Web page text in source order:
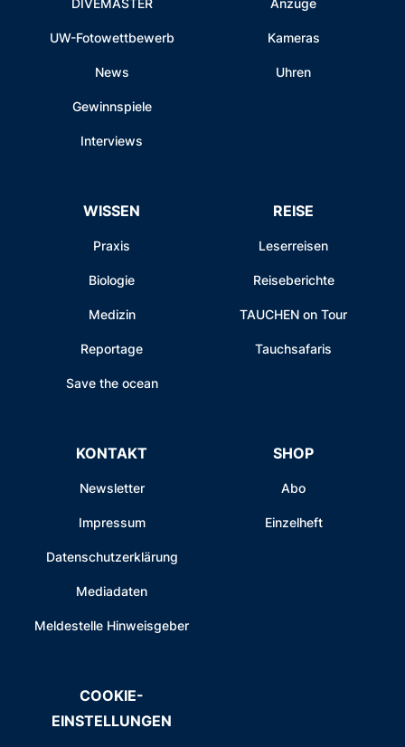
UW-Fotowettbewerb
News
Gewinnspiele
Interviews
Kameras
Uhren
WISSEN
Praxis
Biologie
Medizin
Reportage
Save the ocean
REISE
Leserreisen
Reiseberichte
TAUCHEN on Tour
Tauchsafaris
KONTAKT
Newsletter
Impressum
Datenschutzerklärung
Mediadaten
Meldestelle Hinweisgeber
SHOP
Abo
Einzelheft
COOKIE-
EINSTELLUNGEN